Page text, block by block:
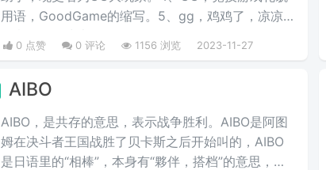
用语，GoodGame的缩写。5、gg，鸡鸡了，凉凉了
0 点赞 0 评论 1156 浏览 2023-11-27
AIBO
AIBO，是共存的意思，表示战争胜利。AIBO是阿图
姆在决斗者王国战胜了贝卡斯之后开始叫的，AIBO
是日语里的“相棒”，本身有“夥伴，搭档”的意思，而